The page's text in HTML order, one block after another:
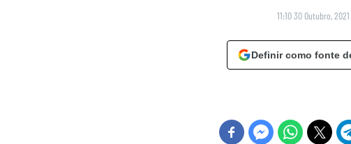
11:10 30 Outubro, 2021
Definir como fonte